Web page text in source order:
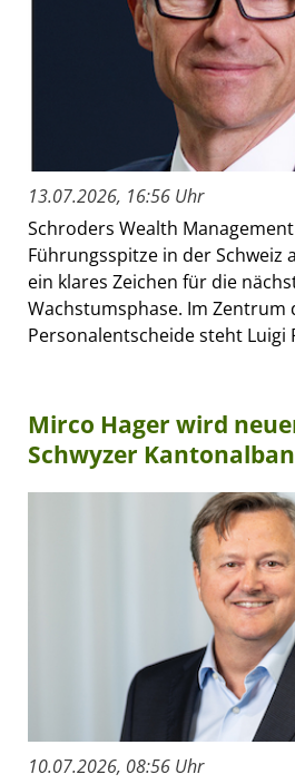
13.07.2026, 16:56 Uhr
Schroders Wealth
Führungsspitze in der Schweiz
ein klares Zeichen für die
Wachstumsphase. Im Zentrum
Personalentscheide steht Luigi
Mirco Hager wird
Schwyzer
10.07.2026, 08:56 Uhr